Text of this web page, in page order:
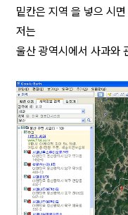
밑칸은 지역 을 넣으 시
저는
울산 광역시에서 사과와